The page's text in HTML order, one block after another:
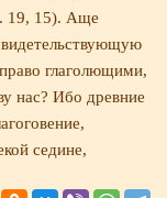
19, 15). Аще
глаголющими,
нас? Ибо древние
седине,